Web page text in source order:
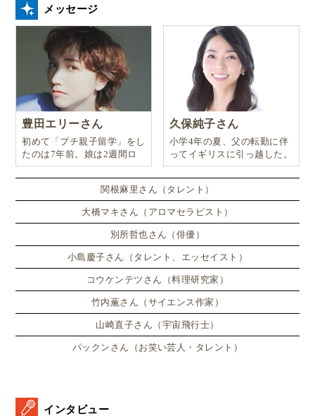
メッセージ
豊田エリーさん
初めて「プチ親子留学」をし
たのは7年前。娘は2週間ロ
ンドンのサマースクールに通
い、英語劇に挑戦したり、
久保純子さん
小学4年の夏、父の転勤に伴
ってイギリスに引っ越した。
関根麻里さん（タレント）
大橋マキさん（アロマセラピスト）
別所哲也さん（俳優）
小島慶子さん（タレント、エッセイスト）
コウケンテツさん（料理研究家）
竹内薫さん（サイエンス作家）
山崎直子さん（宇宙飛行士）
パックンさん（お笑い芸人・タレント）
インタビュー